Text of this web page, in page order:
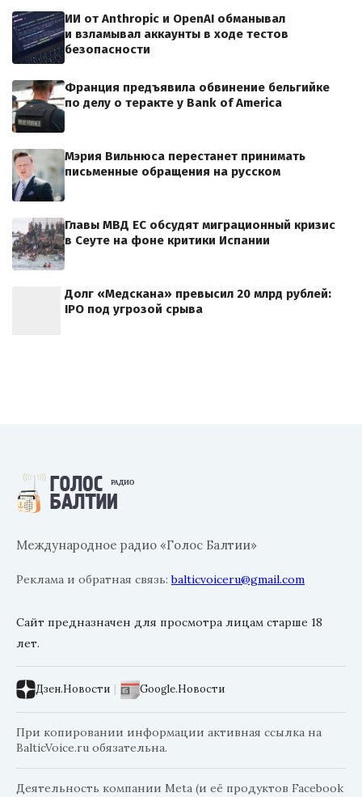
ИИ от Anthropic и OpenAI обманывал
и взламывал аккаунты в ходе тестов
безопасности
Франция предъявила обвинение бельгийке
по делу о теракте у Bank of America
Мэрия Вильнюса перестанет принимать
письменные обращения на русском
Главы МВД ЕС обсудят миграционный кризис
в Сеуте на фоне критики Испании
Долг «Медскана» превысил 20 млрд рублей:
IPO под угрозой срыва
Международное радио «Голос Балтии»
Реклама и обратная связь:balticvoiceru@gmail.com
Сайт предназначен для просмотра лицам старше 18
лет.
Дзен.Новости | Google.Новости
При копировании информации активная ссылка на
BalticVoice.ru обязательна.
Деятельность компании Meta (и её продуктов Facebook